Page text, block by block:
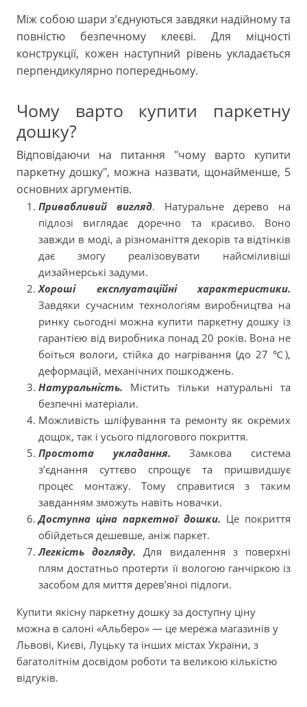
Між собою шари з’єднуються завдяки надійному та
повністю безпечному клеєві. Для міцності
конструкції, кожен наступний рівень укладається
перпендикулярно попередньому.
Чому варто купити паркетну
дошку?
Відповідаючи на питання "чому варто купити
паркетну дошку", можна назвати, щонайменше, 5
основних аргументів.
Привабливий вигляд. Натуральне дерево на
підлозі виглядає доречно та красиво. Воно
завжди в моді, а різноманіття декорів та відтінків
дає змогу реалізовувати найсміливіші
дизайнерські задуми.
Хороші експлуатаційні характеристики.
Завдяки сучасним технологіям виробництва на
ринку сьогодні можна купити паркетну дошку із
гарантією від виробника понад 20 років. Вона не
боїться вологи, стійка до нагрівання (до 27 ℃),
деформацій, механічних пошкоджень.
Натуральність. Містить тільки натуральні та
безпечні матеріали.
Можливість шліфування та ремонту як окремих
дощок, так і усього підлогового покриття.
Простота укладання. Замкова система
з’єднання суттєво спрощує та пришвидшує
процес монтажу. Тому справитися з таким
завданням зможуть навіть новачки.
Доступна ціна паркетної дошки. Це покриття
обійдеться дешевше, аніж паркет.
Легкість догляду. Для видалення з поверхні
плям достатньо протерти її вологою ганчіркою із
засобом для миття дерев’яної підлоги.
Купити якісну паркетну дошку за доступну ціну
можна в салоні «Альберо» — це мережа магазинів у
Львові, Києві, Луцьку та інших містах України, з
багатолітнім досвідом роботи та великою кількістю
відгуків.